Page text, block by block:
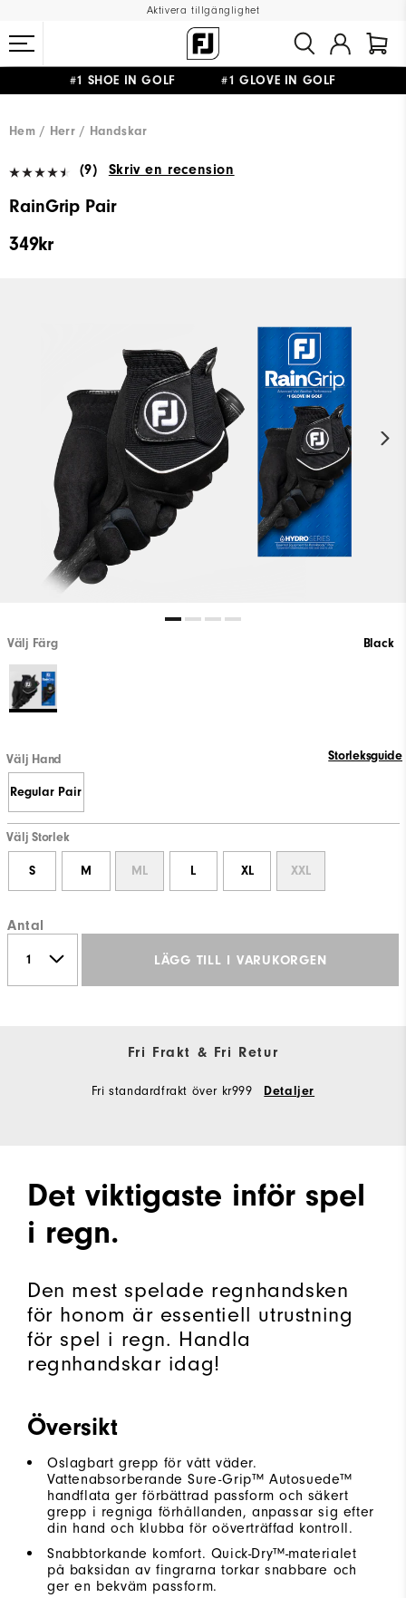
Aktivera tillgänglighet
#1 SHOE IN GOLF #1 GLOVE IN GOLF
Hem
Herr Handskar
(9) Skriv en recension
RainGrip Pair
349kr
Välj Färg Black
Välj Hand Storleksguide
Regular Pair
Välj Storlek
S M ML L XL XXL
Antal
LÄGG TILL I VARUKORGEN
Fri Frakt & Fri Retur
Fri standardfrakt över kr999 Detaljer
Det viktigaste inför spel
i regn.
Den mest spelade regnhandsken
för honom är essentiell utrustning
för spel i regn. Handla
regnhandskar idag!
Översikt
Oslagbart grepp för vått väder.
Vattenabsorberande Sure-Grip™ Autosuede™
handflata ger förbättrad passform och säkert
grepp i regniga förhållanden, anpassar sig efter
din hand och klubba för oöverträffad kontroll.
Snabbtorkande komfort. Quick-Dry™-materialet
på baksidan av fingrarna torkar snabbare och
ger en bekväm passform.